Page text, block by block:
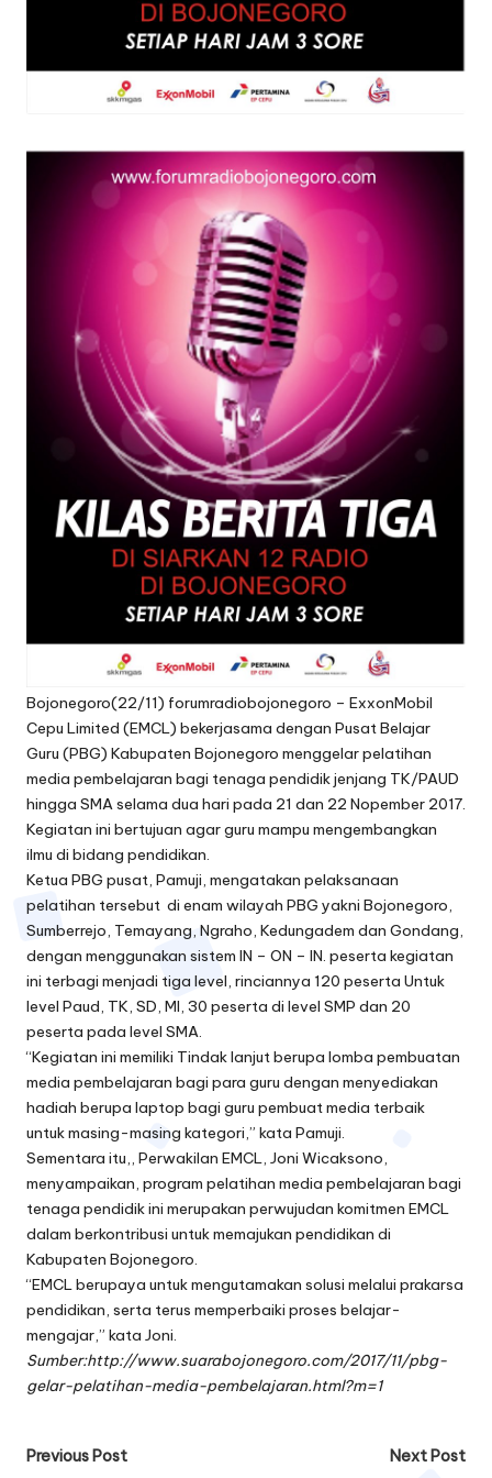
Bojonegoro(22/11) forumradiobojonegoro – ExxonMobil
Cepu Limited (EMCL) bekerjasama dengan Pusat Belajar
Guru (PBG) Kabupaten Bojonegoro menggelar pelatihan
media pembelajaran bagi tenaga pendidik jenjang TK/PAUD
hingga SMA selama dua hari pada 21 dan 22 Nopember 2017.
Kegiatan ini bertujuan agar guru mampu mengembangkan
ilmu di bidang pendidikan.
Ketua PBG pusat, Pamuji, mengatakan pelaksanaan
pelatihan tersebut di enam wilayah PBG yakni Bojonegoro,
Sumberrejo, Temayang, Ngraho, Kedungadem dan Gondang,
dengan menggunakan sistem IN – ON – IN. peserta kegiatan
ini terbagi menjadi tiga level, rinciannya 120 peserta Untuk
level Paud, TK, SD, MI, 30 peserta di level SMP dan 20
peserta pada level SMA.
“Kegiatan ini memiliki Tindak lanjut berupa lomba pembuatan
media pembelajaran bagi para guru dengan menyediakan
hadiah berupa laptop bagi guru pembuat media terbaik
untuk masing-masing kategori,” kata Pamuji.
Sementara itu,, Perwakilan EMCL, Joni Wicaksono,
menyampaikan, program pelatihan media pembelajaran bagi
tenaga pendidik ini merupakan perwujudan komitmen EMCL
dalam berkontribusi untuk memajukan pendidikan di
Kabupaten Bojonegoro.
“EMCL berupaya untuk mengutamakan solusi melalui prakarsa
pendidikan, serta terus memperbaiki proses belajar-
mengajar,” kata Joni.
Sumber:http://www.suarabojonegoro.com/2017/11/pbg-
gelar-pelatihan-media-pembelajaran.html?m=1
Post
Previous Post Next Post